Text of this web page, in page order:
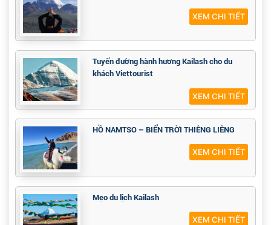
XEM CHI TIẾT
Tuyến đường hành hương Kailash cho du
khách Viettourist
XEM CHI TIẾT
HỒ NAMTSO – BIỂN TRỜI THIÊNG LIÊNG
XEM CHI TIẾT
Mẹo du lịch Kailash
XEM CHI TIẾT